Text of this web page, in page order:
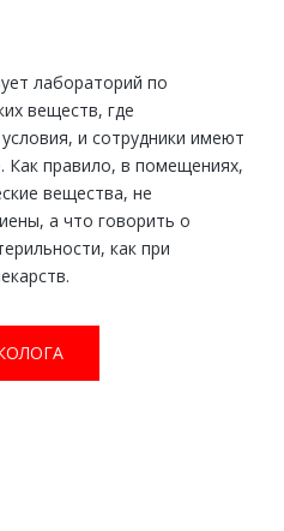
лабораторий по
веществ, где
и сотрудники имеют
Как правило, в помещениях,
вещества, не
а что говорить о
как при